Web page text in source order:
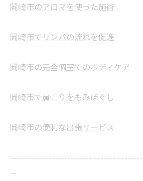
岡崎市のアロマを使った施術
岡崎市でリンパの流れを促進
岡崎市の完全個室でのボディケア
岡崎市で肩こりをもみほぐし
岡崎市の便利な出張サービス
--